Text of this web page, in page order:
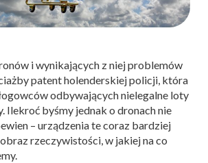
i wynikających z niej problemów
patent holenderskiej policji, która
odbywających nielegalne loty
Ilekroć byśmy jednak o dronach nie
– urządzenia te coraz bardziej
rzeczywistości, w jakiej na co